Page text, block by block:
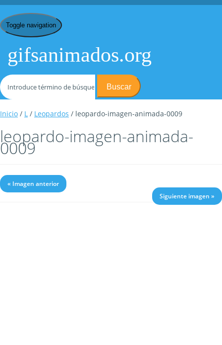
Toggle navigation
gifsanimados.org
Buscar
Inicio / L / Leopardos / leopardo-imagen-animada-0009
leopardo-imagen-animada-
0009
« Imagen anterior
Siguiente imagen »